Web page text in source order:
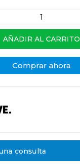
AÑADIR AL CARRITO
Comprar ahora
consulta